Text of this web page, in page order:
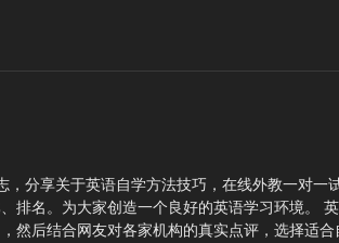
，分享关于英语自学方法技巧，在线外教一对一
排名。为大家创造一个良好的英语学习环境。
然后结合网友对各家机构的真实点评，选择适合